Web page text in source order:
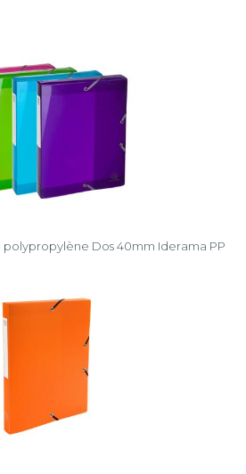
Dos 40mm Iderama PP